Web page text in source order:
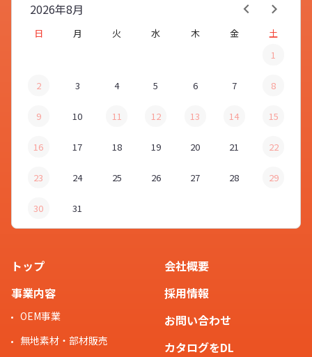
8月
2026年
日 月 火 水 木 金
土
1
2 3 4 5 6 7 8
9 10 11 12 13 14 15
16 17 18 19 20 21 22
23 24 25 26 27 28 29
30 31
トップ
事業内容
OEM事業
無地素材・部材販売
会社概要
採用情報
お問い合わせ
カタログをDL